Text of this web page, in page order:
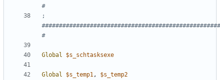
;
Global $s_schtasksexe
Global $s_temp1 ,
$s_temp2